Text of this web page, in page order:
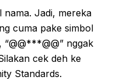
Jadi, mereka
cuma pake simbol
nggak
cek deh ke
Standards.